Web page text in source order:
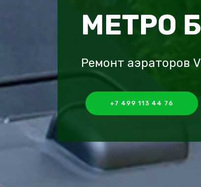
МЕТРО
Ремонт аэраторов
+7 499 113 44 76